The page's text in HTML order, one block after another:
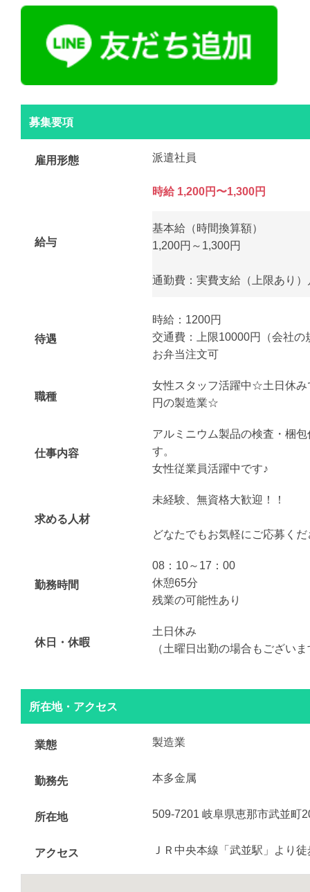
募集要項
雇用形態 派遣社員
給与
時給 1,200円〜1,300円
基本給（時間換算額）
1,200円～1,300円
通勤費：実費支給（上限あり
待遇
時給：1200円
交通費：上限10000円（会社の
お弁当注文可
職種
女性スタッフ活躍中☆土日休み
円の製造業☆
仕事内容
アルミニウム製品の検査・梱
す。
女性従業員活躍中です♪
求める人材
未経験、無資格大歓迎！！
どなたでもお気軽にご応募く
勤務時間
08：10～17：00
休憩65分
残業の可能性あり
休日・休暇
土日休み
（土曜日出勤の場合もござい
所在地・アクセス
業態 製造業
勤務先 本多金属
所在地 509-7201 岐阜県恵那市武並町
アクセス ＪＲ中央本線「武並駅」より